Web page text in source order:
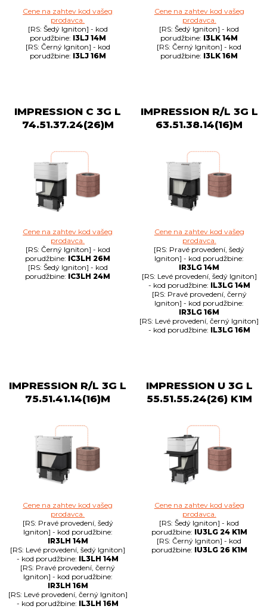
Cene na zahtev kod vašeg
prodavca.
[RS: Šedý Igniton] - kod
porudžbine: I3LJ 14M
[RS: Černý Igniton] - kod
porudžbine: I3LJ 16M
Cene na zahtev kod vašeg
prodavca.
[RS: Šedý Igniton] - kod
porudžbine: I3LK 14M
[RS: Černý Igniton] - kod
porudžbine: I3LK 16M
IMPRESSION C 3G L
74.51.37.24(26)M
Cene na zahtev kod vašeg
prodavca.
[RS: Černý Igniton] - kod
porudžbine: IC3LH 26M
[RS: Šedý Igniton] - kod
porudžbine: IC3LH 24M
IMPRESSION R/L 3G L
63.51.38.14(16)M
Cene na zahtev kod vašeg
prodavca.
[RS: Pravé provedení, šedý
Igniton] - kod porudžbine:
IR3LG 14M
[RS: Levé provedení, šedý Igniton]
- kod porudžbine: IL3LG 14M
[RS: Pravé provedení, černý
Igniton] - kod porudžbine:
IR3LG 16M
[RS: Levé provedení, černý Igniton]
- kod porudžbine: IL3LG 16M
IMPRESSION R/L 3G L
75.51.41.14(16)M
Cene na zahtev kod vašeg
prodavca.
[RS: Pravé provedení, šedý
Igniton] - kod porudžbine:
IR3LH 14M
[RS: Levé provedení, šedý Igniton]
- kod porudžbine: IL3LH 14M
[RS: Pravé provedení, černý
Igniton] - kod porudžbine:
IR3LH 16M
[RS: Levé provedení, černý Igniton]
- kod porudžbine: IL3LH 16M
IMPRESSION U 3G L
55.51.55.24(26) K1M
Cene na zahtev kod vašeg
prodavca.
[RS: Šedý Igniton] - kod
porudžbine: IU3LG 24 K1M
[RS: Černý Igniton] - kod
porudžbine: IU3LG 26 K1M